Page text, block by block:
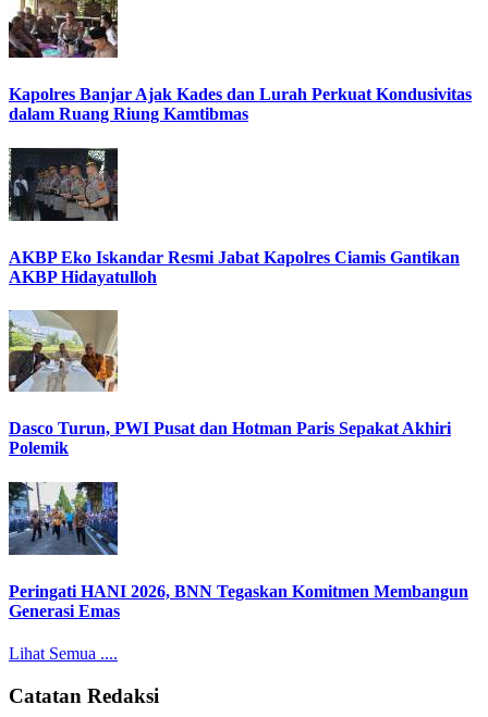
Kapolres Banjar Ajak Kades dan Lurah Perkuat Kondusivitas
dalam Ruang Riung Kamtibmas
AKBP Eko Iskandar Resmi Jabat Kapolres Ciamis Gantikan
AKBP Hidayatulloh
Dasco Turun, PWI Pusat dan Hotman Paris Sepakat Akhiri
Polemik
Peringati HANI 2026, BNN Tegaskan Komitmen Membangun
Generasi Emas
Lihat Semua ....
Catatan Redaksi